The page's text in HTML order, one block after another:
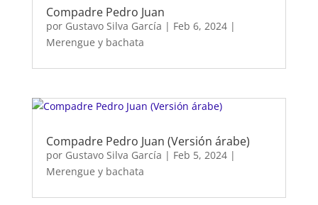
Compadre Pedro Juan
por Gustavo Silva García | Feb 6, 2024|
Merengue y bachata
Compadre Pedro Juan (Versión árabe)
por Gustavo Silva García | Feb 5, 2024|
Merengue y bachata